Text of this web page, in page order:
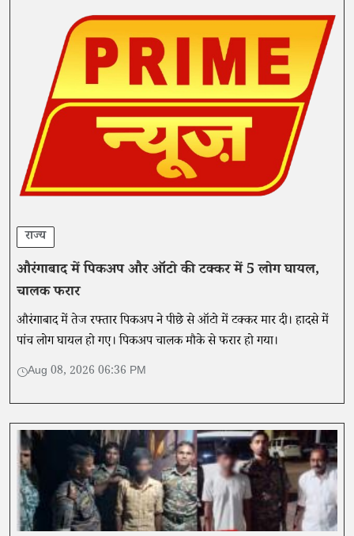
राज्य
औरंगाबाद में पिकअप और ऑटो की टक्कर में 5 लोग घायल,
चालक फरार
औरंगाबाद में तेज रफ्तार पिकअप ने पीछे से ऑटो में टक्कर मार दी। हादसे में
पांच लोग घायल हो गए। पिकअप चालक मौके से फरार हो गया।
Aug 08, 2026 06:36 PM